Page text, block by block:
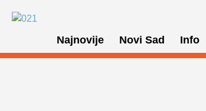
Najnovije Novi Sad Info